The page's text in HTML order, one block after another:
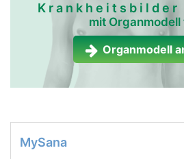
mit Organmodell
Organmodell
MySana